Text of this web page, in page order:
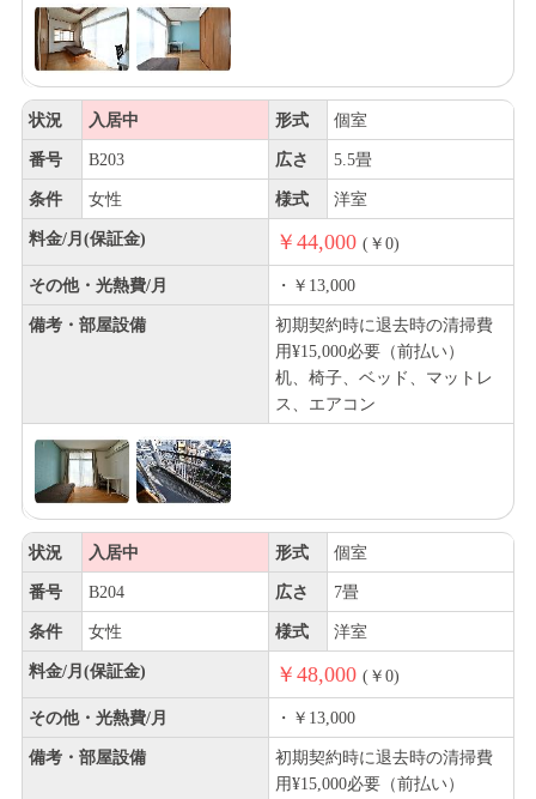
状況 入居中 形式 個室
番号 B203 広さ 5.5畳
条件 女性 様式 洋室
料金/月(保証金) ￥44,000 (￥0)
その他・光熱費/月 ・￥13,000
備考・部屋設備
初期契約時に退去時の清掃費
用¥15,000必要（前払い）
机、椅子、ベッド、マットレ
ス、エアコン
状況 入居中 形式 個室
番号 B204 広さ 7畳
条件 女性 様式 洋室
料金/月(保証金) ￥48,000 (￥0)
その他・光熱費/月 ・￥13,000
備考・部屋設備
初期契約時に退去時の清掃費
用¥15,000必要（前払い）